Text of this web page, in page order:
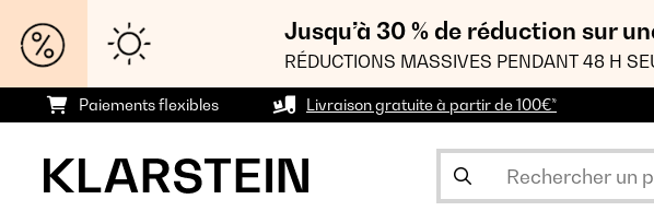
Jusqu’à 30 % de réduction sur
RÉDUCTIONS MASSIVES PENDANT 48 H
Paiements flexibles Livraison gratuite à partir de 100€*